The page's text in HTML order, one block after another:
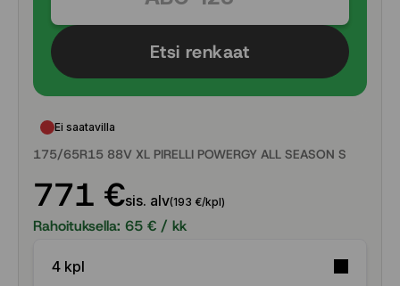
Etsi renkaat
Ei saatavilla
175/65R15 88V XL PIRELLI POWERGY ALL SEASON S
771 €sis. alv(193 €/kpl)
Rahoituksella: 65 € / kk
4 kpl